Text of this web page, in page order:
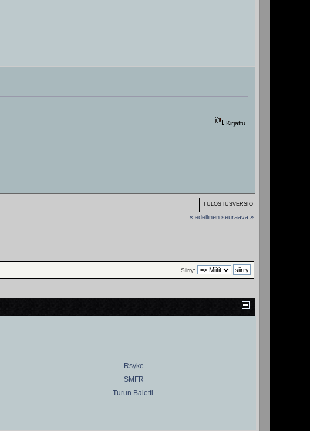
Kirjattu
TULOSTUSVERSIO
« edellinen seuraava »
Siirry:
Rsyke
SMFR
Turun Baletti